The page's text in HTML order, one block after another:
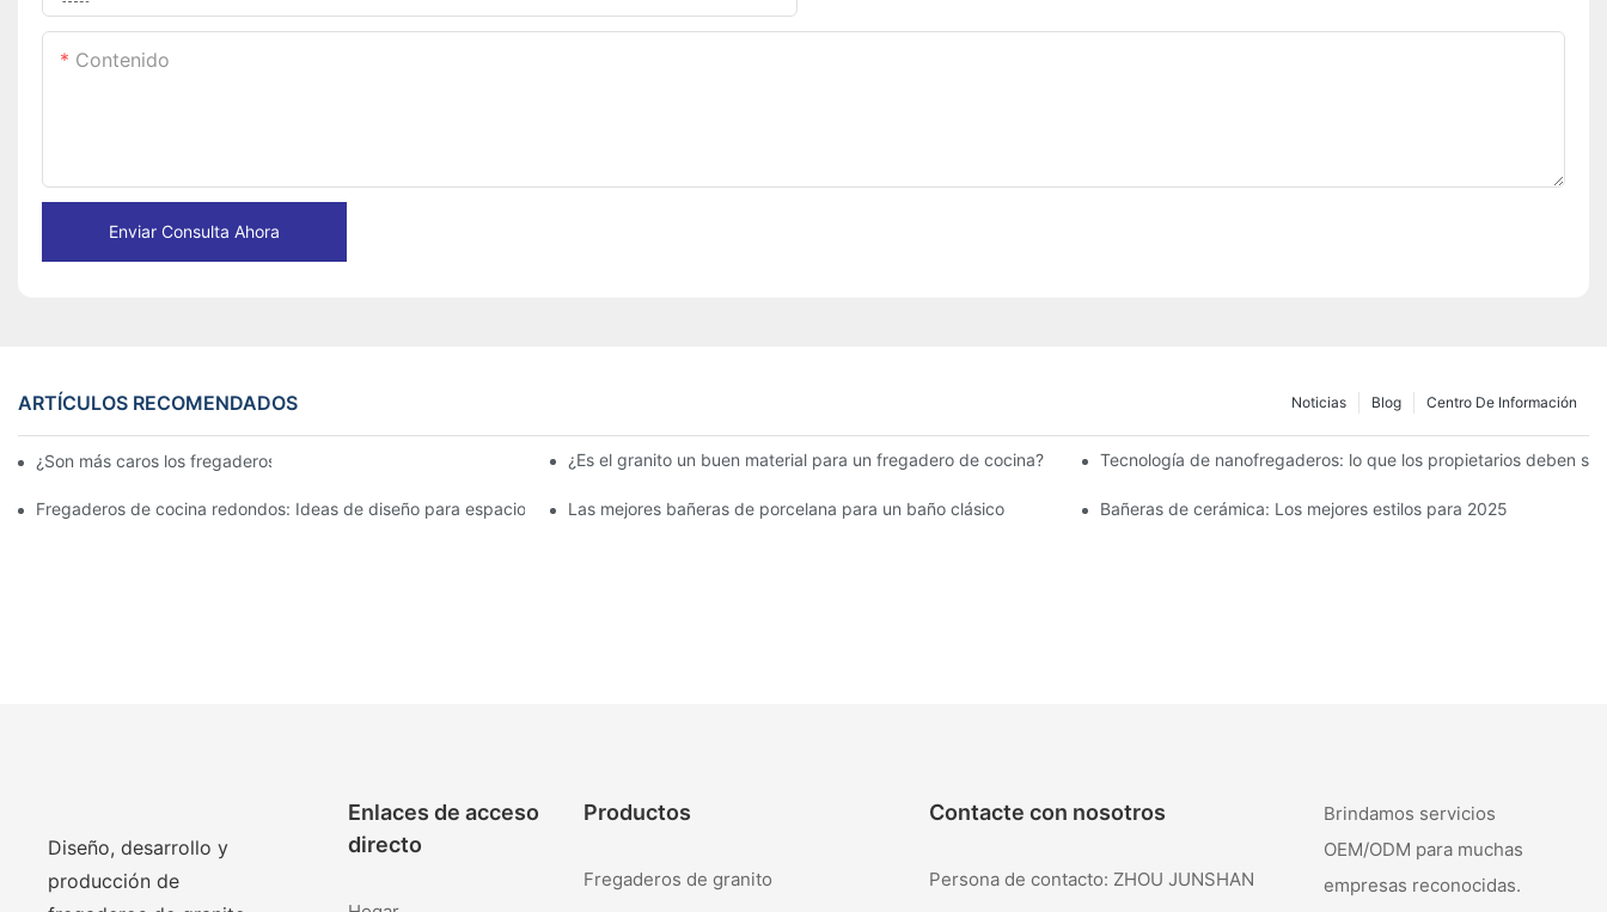
Contenido
Enviar Consulta Ahora
ARTÍCULOS RECOMENDADOS Centro De Información
Blog
Noticias
¿Son más caros los fregaderos de granito? ¿Es el granito un buen material para un fregadero de cocina? Tecnología de nanofregaderos: lo que los propietarios deben
Fregaderos de cocina redondos: Ideas de diseño para espacios pequeñosLas mejores bañeras de porcelana para un baño clásico Bañeras de cerámica: Los mejores estilos para 2025
Diseño, desarrollo y
producción de
Enlaces de acceso
directo
Productos
Fregaderos de granito
Contacte con nosotros
Persona de contacto: ZHOU JUNSHAN
Brindamos servicios
OEM/ODM para muchas
empresas reconocidas.